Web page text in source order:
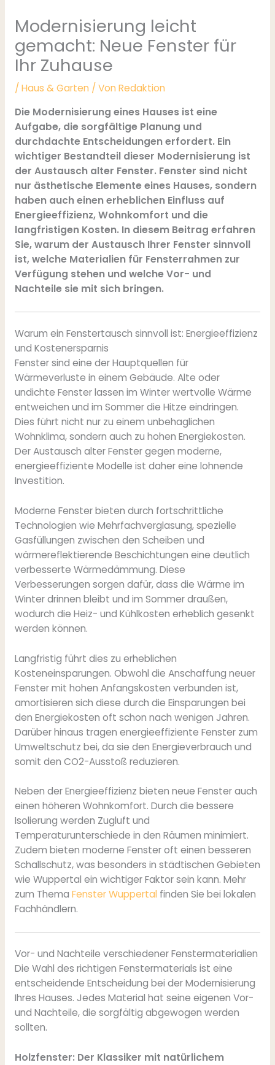
Modernisierung leicht
gemacht: Neue Fenster für
Ihr Zuhause
/ Haus & Garten / Von Redaktion
Die Modernisierung eines Hauses ist eine
Aufgabe, die sorgfältige Planung und
durchdachte Entscheidungen erfordert. Ein
wichtiger Bestandteil dieser Modernisierung ist
der Austausch alter Fenster. Fenster sind nicht
nur ästhetische Elemente eines Hauses, sondern
haben auch einen erheblichen Einfluss auf
Energieeffizienz, Wohnkomfort und die
langfristigen Kosten. In diesem Beitrag erfahren
Sie, warum der Austausch Ihrer Fenster sinnvoll
ist, welche Materialien für Fensterrahmen zur
Verfügung stehen und welche Vor- und
Nachteile sie mit sich bringen.
Warum ein Fenstertausch sinnvoll ist: Energieeffizienz
und Kostenersparnis
Fenster sind eine der Hauptquellen für
Wärmeverluste in einem Gebäude. Alte oder
undichte Fenster lassen im Winter wertvolle Wärme
entweichen und im Sommer die Hitze eindringen.
Dies führt nicht nur zu einem unbehaglichen
Wohnklima, sondern auch zu hohen Energiekosten.
Der Austausch alter Fenster gegen moderne,
energieeffiziente Modelle ist daher eine lohnende
Investition.
Moderne Fenster bieten durch fortschrittliche
Technologien wie Mehrfachverglasung, spezielle
Gasfüllungen zwischen den Scheiben und
wärmereflektierende Beschichtungen eine deutlich
verbesserte Wärmedämmung. Diese
Verbesserungen sorgen dafür, dass die Wärme im
Winter drinnen bleibt und im Sommer draußen,
wodurch die Heiz- und Kühlkosten erheblich gesenkt
werden können.
Langfristig führt dies zu erheblichen
Kosteneinsparungen. Obwohl die Anschaffung neuer
Fenster mit hohen Anfangskosten verbunden ist,
amortisieren sich diese durch die Einsparungen bei
den Energiekosten oft schon nach wenigen Jahren.
Darüber hinaus tragen energieeffiziente Fenster zum
Umweltschutz bei, da sie den Energieverbrauch und
somit den CO2-Ausstoß reduzieren.
Neben der Energieeffizienz bieten neue Fenster auch
einen höheren Wohnkomfort. Durch die bessere
Isolierung werden Zugluft und
Temperaturunterschiede in den Räumen minimiert.
Zudem bieten moderne Fenster oft einen besseren
Schallschutz, was besonders in städtischen Gebieten
wie Wuppertal ein wichtiger Faktor sein kann. Mehr
zum Thema Fenster Wuppertal finden Sie bei lokalen
Fachhändlern.
Vor- und Nachteile verschiedener Fenstermaterialien
Die Wahl des richtigen Fenstermaterials ist eine
entscheidende Entscheidung bei der Modernisierung
Ihres Hauses. Jedes Material hat seine eigenen Vor-
und Nachteile, die sorgfältig abgewogen werden
sollten.
Holzfenster: Der Klassiker mit natürlichem